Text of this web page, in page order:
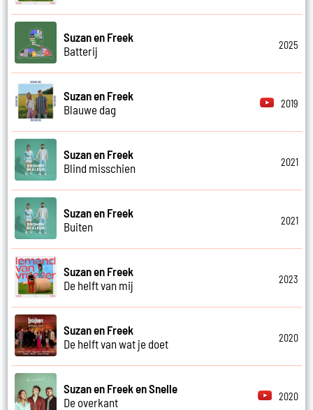
Suzan en Freek
Batterij
2025
Suzan en Freek
Blauwe dag
2019
Suzan en Freek
Blind misschien
2021
Suzan en Freek
Buiten
2021
Suzan en Freek
De helft van mij
2023
Suzan en Freek
De helft van wat je doet
2020
Suzan en Freek en Snelle
De overkant
2020